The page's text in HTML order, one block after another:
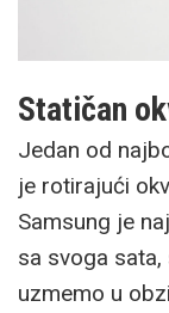
Statičan
Jedan od
je rotirajući
Samsung je
sa svoga
uzmemo u